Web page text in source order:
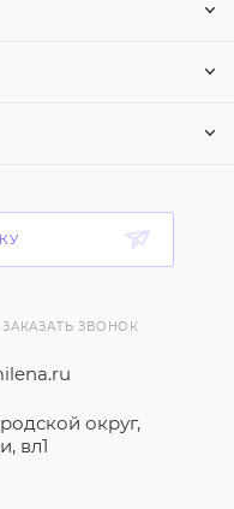
ЗАКАЗАТЬ ЗВОНОК
округ,
вл1